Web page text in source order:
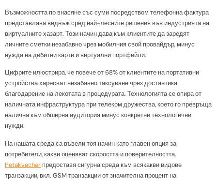
Възможността по внасяне със суми посредством телефонна фактура
представлява веднъж сред най-лесните решения във индустрията на
виртуалните хазарт. Този начин дава към клиентите да заредят
личните сметки незабавно чрез мобилния свой провайдър, минус
нужда на дебитни карти и виртуални портфейли.
Цифрите илюстрира, че повече от 68% от клиентите на портативни
устройства харесват незабавно таксуване чрез доставчика
благодарение на лекотата в процедурата. Технологията се опира от
наличната инфраструктура при телеком дружества, което го превръща
налична към обширна аудитория минус конкретни технологични
нужди.
На нашата среда са въвели тоя начин като главен опция за
потребители, какви оценяват скоростта и поверителността.
Petakvecher предоставя сигурна среда към всякакви видове
транзакции, вкл. GSM транзакции от значителна процент на